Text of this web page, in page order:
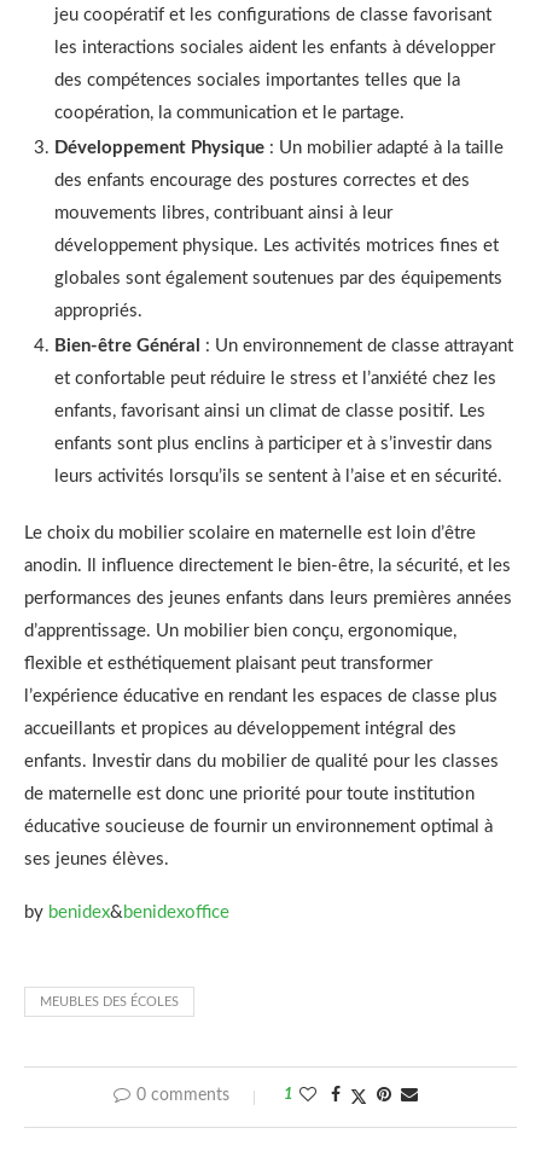
jeu coopératif et les configurations de classe favorisant
les interactions sociales aident les enfants à développer
des compétences sociales importantes telles que la
coopération, la communication et le partage.
Développement Physique : Un mobilier adapté à la taille
des enfants encourage des postures correctes et des
mouvements libres, contribuant ainsi à leur
développement physique. Les activités motrices fines et
globales sont également soutenues par des équipements
appropriés.
Bien-être Général
: Un environnement de classe attrayant
et confortable peut réduire le stress et l’anxiété chez les
enfants, favorisant ainsi un climat de classe positif. Les
enfants sont plus enclins à participer et à s’investir dans
leurs activités lorsqu’ils se sentent à l’aise et en sécurité.
Le choix du mobilier scolaire en maternelle est loin d’être
anodin. Il influence directement le bien-être, la sécurité, et les
performances des jeunes enfants dans leurs premières années
d’apprentissage. Un mobilier bien conçu, ergonomique,
flexible et esthétiquement plaisant peut transformer
l’expérience éducative en rendant les espaces de classe plus
accueillants et propices au développement intégral des
enfants. Investir dans du mobilier de qualité pour les classes
de maternelle est donc une priorité pour toute institution
éducative soucieuse de fournir un environnement optimal à
ses jeunes élèves.
by benidex&benidexoffice
MEUBLES DES ÉCOLES
0 comments 1